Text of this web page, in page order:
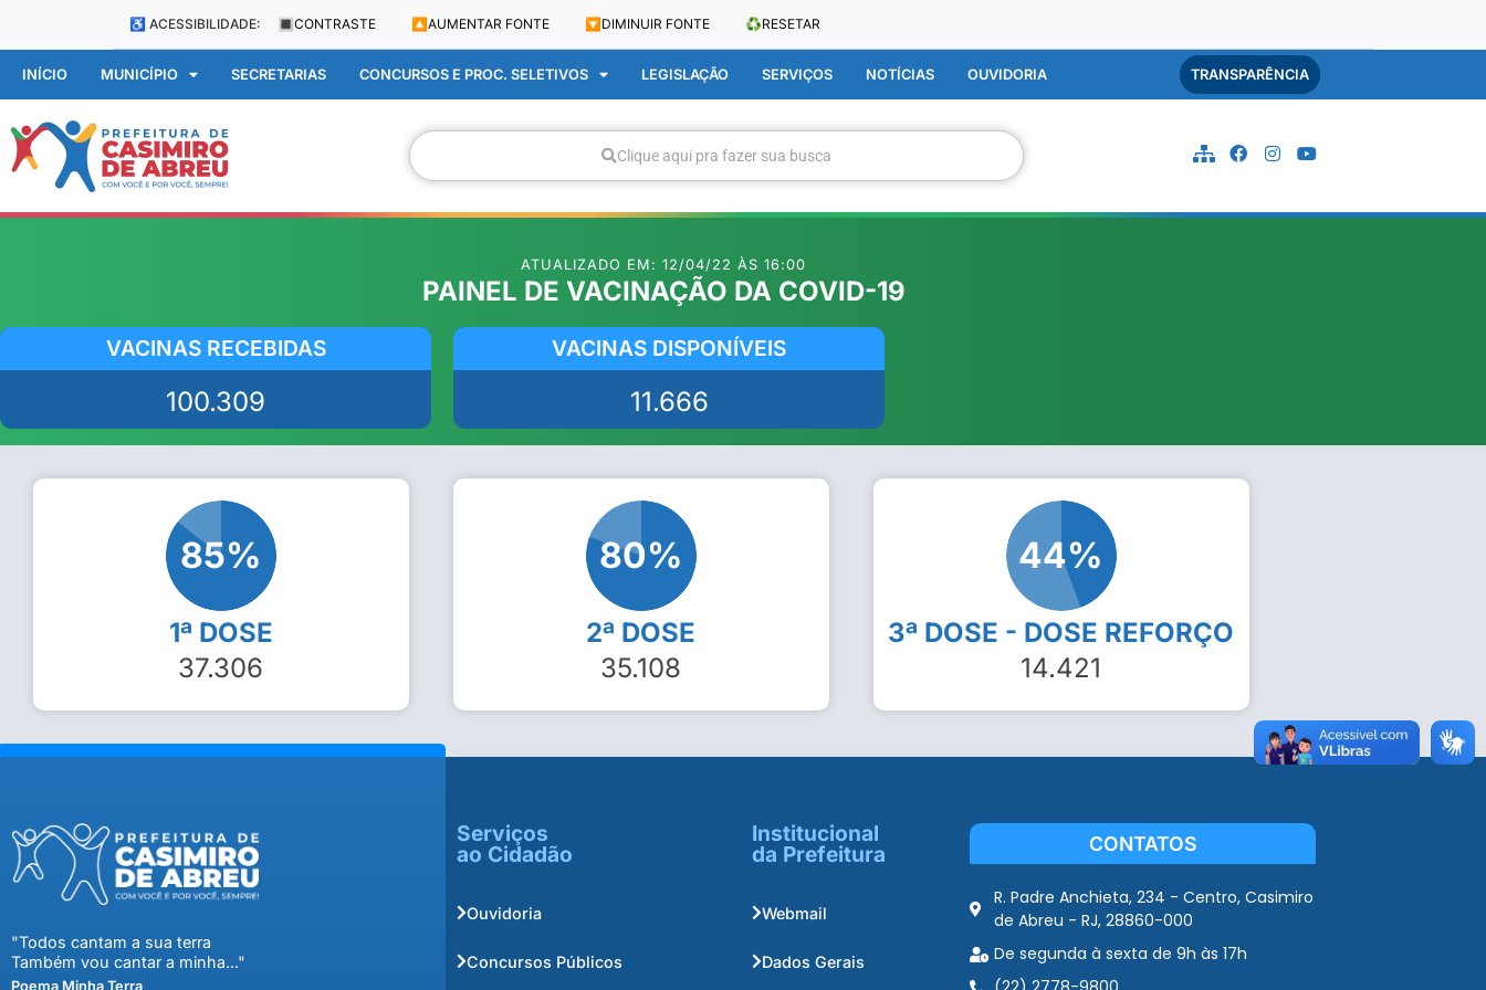
♿ ACESSIBILIDADE: 🔳 CONTRASTE 🔼 AUMENTAR FONTE 🔽 DIMINUIR FONTE ♻️RESETAR
INÍCIO MUNICÍPIO SECRETARIAS CONCURSOS E PROC. SELETIVOS LEGISLAÇÃO SERVIÇOS NOTÍCIAS OUVIDORIA TRANSPARÊNCIA
Clique aqui pra fazer sua busca
ATUALIZADO EM: 12/04/22 ÀS 16:00
PAINEL DE VACINAÇÃO DA COVID-19
VACINAS RECEBIDAS
100.309
VACINAS DISPONÍVEIS
11.666
85%
1ª DOSE
37.306
80%
2ª DOSE
35.108
44%
3ª DOSE - DOSE REFORÇO
14.421
"Todos cantam a sua terra
Também vou cantar a minha..."
Poema Minha Terra
Serviços
ao Cidadão
Ouvidoria
Concursos Públicos
Institucional
da Prefeitura
Webmail
Dados Gerais
CONTATOS
R. Padre Anchieta, 234 - Centro, Casimiro
de Abreu - RJ, 28860-000
De segunda à sexta de 9h às 17h